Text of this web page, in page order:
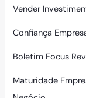
Vender
Confiança
Boletim Focus
Maturidade